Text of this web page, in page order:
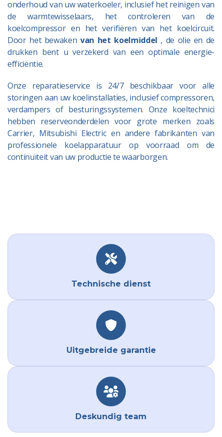
onderhoud van uw waterkoeler, inclusief het reinigen van
de warmtewisselaars, het controleren van de
koelcompressor en het verifiëren van het koelcircuit.
Door het bewaken van het koelmiddel , de olie en de
drukken bent u verzekerd van een optimale energie-
efficiëntie.
Onze reparatieservice is 24/7 beschikbaar voor alle
storingen aan uw koelinstallaties, inclusief compressoren,
verdampers of besturingssystemen. Onze koeltechnici
hebben reserveonderdelen voor grote merken zoals
Carrier, Mitsubishi Electric en andere fabrikanten van
professionele koelapparatuur op voorraad om de
continuïteit van uw productie te waarborgen.
Technische dienst
Uitgebreide garantie
Deskundig team